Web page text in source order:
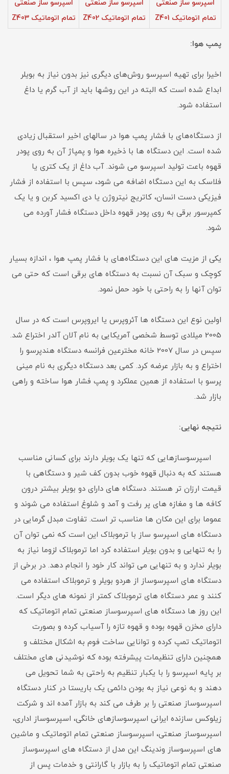
اسپرسو ساز صنعتی
تمام اتوماتیک Z401
اسپرسو ساز صنعتی
تمام اتوماتیک Z402
اسپرسو ساز صنعتی
تمام اتوماتیک Z403
پمپ هوا:
اخیرا برای تهیه‌ اسپرسو روش‌های دیگری نیز بدون نیاز به بویلر
ابداع شده است که البته در این روشها باید از آب گرم یا داغ
استفاده شود.
از دستگاه‌های با فشار پمپ هوا در سالهای اخیر استقبال زیادی
شده است. این دستگاه ها با ذخیره‌ هوا و پمپاژ آن به روی پودر
قهوه باعت تولید اسپرسو می شوند. آب داغ از یک کتری یا
فلاسک به این دستگاه اضافه می شود، سپس با استفاده از فشار
فیزیکی دست انسان، کاتریج نیتروژن یا دی اکسید کربن و یا یک
کمپرسور برقی به روی پودر قهوه داخل دستگاه فشار آورده می
شود.
یکی از مزیت های این دستگاه‌های با فشار پمپ هوا ، اندازه‌ بسیار
کوچک و سبک آن نسبت به دستگاه های برقی است که حتی می
توان آنها را به راحتی با خود حمل نمود.
اولین نوع این دستگاه ها آئروپرس یا ایروپرس است که در سال
2005 میلادی توسط شخصی آمریکایی به نام آلان آلدر اختراع شد.
سپس در سال 2007 خانه‌ مخترعین فرانسه دستگاه هندپرسو را
اختراع و به بازار عرضه کرد. کمی بعد دستگاه دیگری به نام مینی
پرسو با استفاده از همین عملکرد و پمپ فشار هوا ساخته و راهی
بازار شد.
نتیجه نهایی:
اسپرسوسازهایی که تنها یک بویلر دارند برای کسانی مناسب
هستند که به دنبال قهوه خوب بدون کف شیر و دستگاهی با
قیمت ارزان تر هستند. دستگاه های دارای دو بویلر بیشتر درون
کافه ها و مغازه های پر رفت و آمد و شلوغ استفاده می شوند و
عموما برای این مکان ها مناسب تر است. تفاوت مبدل گرمایی در
دستگاه های اسپرسو ساز با ترموبلاک این است که نمی توان آن
را به تنهایی و بدون بویلر استفاده کرد اما ترموبلاک لزوما نیاز به
بویلر ندارد و به تنهایی می تواند کار خود را انجام دهد. در برخی از
دستگاه های اسپرسوساز از هردو بویلر و ترموبلاک استفاده می
کنند و عمر دستگاه های ترموبلاک کمتر از نمونه های دیگر است.
این روز ها دستگاه های اسپرسوساز صنعتی تمام اتوماتیک که
دارای مخزن قهوه بوده و قهوه تازه را آسیاب کرده و بصورت
اتوماتیک تمپ کرده و توانایی ساخت فوم به اشکال مختلف و
همچنین دارای تنظیمات پیشرفته بوده که نوشیدنی های مختلف
بر پایه اسپرسو را با یکبار تنظیم به راحتی به شما تحویل می
دهند و به نوعی نیاز به بودن دائمی یک باریستا در کنار دستگاه
اسپرسوساز صنعتی را بر طرف می کند به بازار آمده اند و شرکت
زیلوکس سازنده ایرانی اسپرسوسازهای خانگی، اسپرسوساز اداری،
اسپرسوساز صنعتی، اسپرسوساز صنعتی تمام اتوماتیک و ماشین
های اسپرسوساز وندینگ این مدل از دستگاه های اسپرسوساز
صنعتی تمام اتوماتیک را به بازار با گارانتی و خدمات پس از